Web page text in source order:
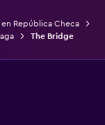
República Checa
The Bridge